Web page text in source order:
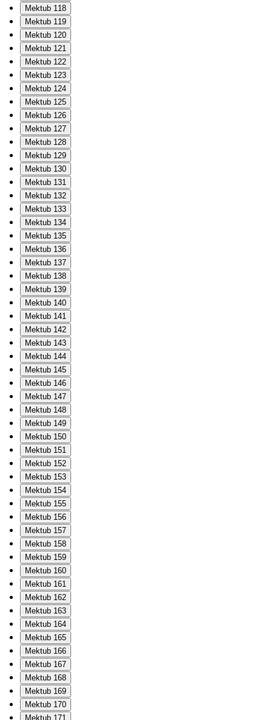
Mektub 118
Mektub 119
Mektub 120
Mektub 121
Mektub 122
Mektub 123
Mektub 124
Mektub 125
Mektub 126
Mektub 127
Mektub 128
Mektub 129
Mektub 130
Mektub 131
Mektub 132
Mektub 133
Mektub 134
Mektub 135
Mektub 136
Mektub 137
Mektub 138
Mektub 139
Mektub 140
Mektub 141
Mektub 142
Mektub 143
Mektub 144
Mektub 145
Mektub 146
Mektub 147
Mektub 148
Mektub 149
Mektub 150
Mektub 151
Mektub 152
Mektub 153
Mektub 154
Mektub 155
Mektub 156
Mektub 157
Mektub 158
Mektub 159
Mektub 160
Mektub 161
Mektub 162
Mektub 163
Mektub 164
Mektub 165
Mektub 166
Mektub 167
Mektub 168
Mektub 169
Mektub 170
Mektub 171